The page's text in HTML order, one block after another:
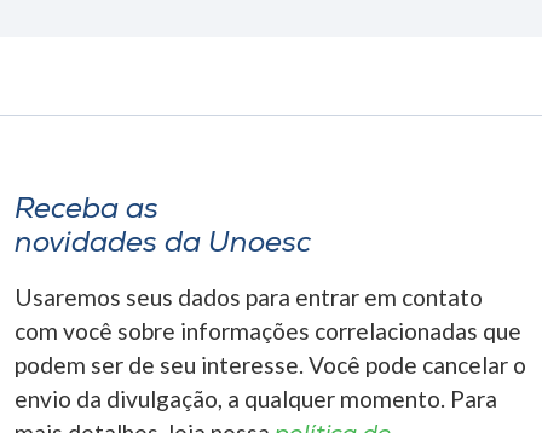
Receba as
novidades da Unoesc
Usaremos seus dados para entrar em contato
com você sobre informações correlacionadas que
podem ser de seu interesse. Você pode cancelar o
envio da divulgação, a qualquer momento. Para